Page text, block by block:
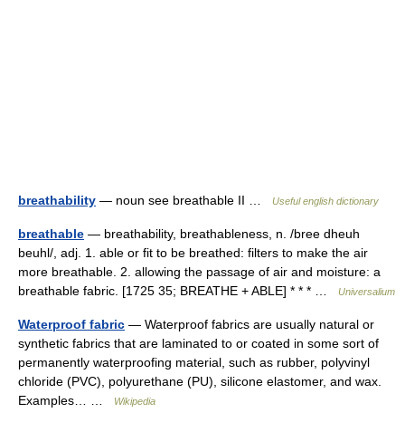
breathability — noun see breathable II … Useful english dictionary
breathable — breathability, breathableness, n. /bree dheuh
beuhl/, adj. 1. able or fit to be breathed: filters to make the air
more breathable. 2. allowing the passage of air and moisture: a
breathable fabric. [1725 35; BREATHE + ABLE] * * * …
Universalium
Waterproof fabric — Waterproof fabrics are usually natural or
synthetic fabrics that are laminated to or coated in some sort of
permanently waterproofing material, such as rubber, polyvinyl
chloride (PVC), polyurethane (PU), silicone elastomer, and wax.
Examples… …
Wikipedia